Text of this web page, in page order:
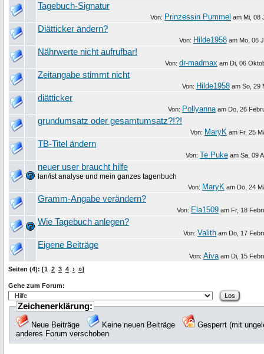
Tagebuch-Signatur
Von: Prinzessin Pummel am Mi, 08
Diätticker ändern?
Von: Hilde1958 am Mo, 06
Nährwerte nicht aufrufbar!
Von: dr-madmax am Di, 06
Zeitangabe stimmt nicht
Von: Hilde1958 am So, 29
diätticker
Von: Pollyanna am Do, 26
grundumsatz oder gesamtumsatz?!?!
Von: MaryK am Fr, 25
TB-Titel ändern
Von: Te Puke am Sa, 09
neuer user braucht hilfe
lan/ist analyse und mein ganzes tagenbuch
Von: MaryK am Do, 24
Gramm-Angabe verändern?
Von: Ela1509 am Fr, 18
Wie Tagebuch anlegen?
Von: Valith am Do, 17
Eigene Beiträge
Von: Aiva am Di, 15
Seiten (4): [1 2 3 4 › »]
Gehe zum Forum:
Zeichenerklärung:
Neue Beiträge Keine neuen Beiträge
Gesperrt (mit
anderes Forum verschoben